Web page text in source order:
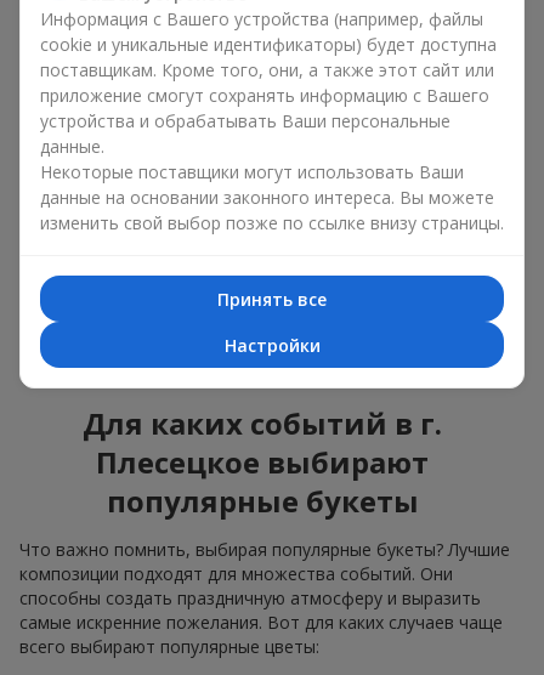
ошибиться с выбором, идеальный вариант —
универсальный букет. Это композиции, которые
подходят для любого возраста и пола, а их состав
можно адаптировать под любое мероприятие.
Массовые цветочные предпочтения. Пионы,
тюльпаны, ромашки — это популярные букеты,
которые остаются привлекательными для
покупателей. Они не только прекрасно выглядят, но и
отражают атмосферу свежести и природной красоты.
композиции всегда остаются в списке самых
востребованных. Если вы хотите быть уверенными в своём
выборе, смело обращайтесь к этим проверенным временем
цветам.
Для каких событий в г.
Плесецкое выбирают
популярные букеты
Что важно помнить, выбирая популярные букеты? Лучшие
композиции подходят для множества событий. Они
способны создать праздничную атмосферу и выразить
самые искренние пожелания. Вот для каких случаев чаще
всего выбирают популярные цветы:
Информация с Вашего устройства (например, файлы
cookie и уникальные идентификаторы) будет доступна
поставщикам. Кроме того, они, а также этот сайт или
приложение смогут сохранять информацию с Вашего
устройства и обрабатывать Ваши персональные
данные.
Некоторые поставщики могут использовать Ваши
данные на основании законного интереса. Вы можете
изменить свой выбор позже по ссылке внизу страницы.
Принять все
Настройки